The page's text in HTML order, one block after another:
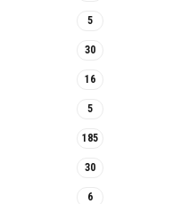
5
30
16
5
185
30
6